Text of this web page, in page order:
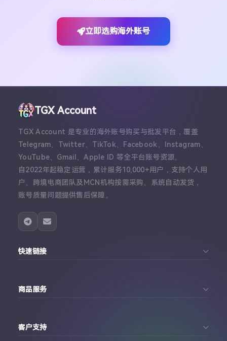
立即选购海外账号
TGX Account
TGX Account 是专业的海外账号购买与批发平台，覆盖
Telegram、Twitter、TikTok、Facebook、Instagram、
YouTube、Gmail、Apple ID 等全平台账号资源。
自2022年起稳定运营，累计服务10,000+用户，支持个人用
户、跨境电商团队及MCN机构按需采购。系统自动发货，
账号质量问题提供售后保障。
快速链接
订单查询
商品服务
客户支持